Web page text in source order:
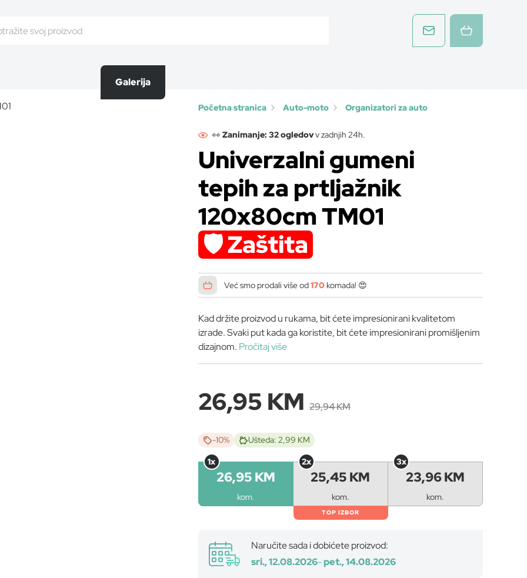
Početna stranica Auto-moto Organizatori za auto
👀Zanimanje: 32 ogledovv zadnjih 24h.
Univerzalni gumeni
tepih za prtljažnik
120x80cm TM01
🛡️ Zaštita
Kad držite proizvod u rukama, bit ćete impresionirani kvalitetom
izrade. Svaki put kada ga koristite, bit ćete impresionirani promišljenim
dizajnom. Pročitaj više
Galerija
Već smo prodali više od170komada! 😍
26,95 KM 29,94 KM
-10% Ušteda: 2,99 KM
1x
26,95 KM
kom.
2x
25,45 KM
kom.
TOP IZBOR
3x
23,96 KM
kom.
Naručite sada i dobićete proizvod:
sri., 12.08.2026-pet., 14.08.2026